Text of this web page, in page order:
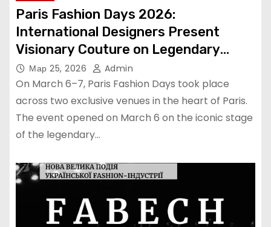
Paris Fashion Days 2026:
International Designers Present
Visionary Couture on Legendary
Runways
Мар 25, 2026 Admin
On March 6–7, Paris Fashion Days took place
across two exclusive venues in the heart of Paris.
The event opened on March 6 on the iconic stage
of the legendary…